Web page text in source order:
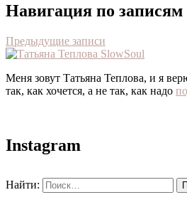
Навигация по записям
Предыдущие записи
Меня зовут Татьяна Теплова, и я
так, как хочется, а не так, как надо
Instagram
Найти: